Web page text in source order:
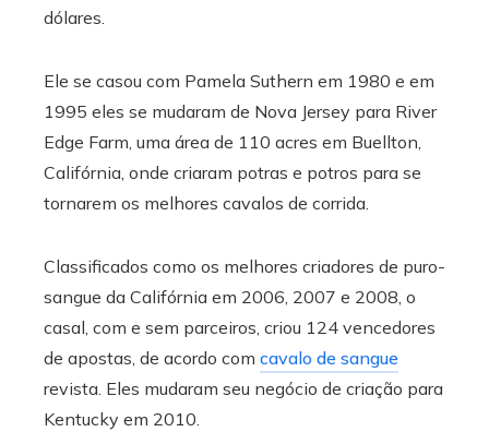
dólares.
Ele se casou com Pamela Suthern em 1980 e em
1995 eles se mudaram de Nova Jersey para River
Edge Farm, uma área de 110 acres em Buellton,
Califórnia, onde criaram potras e potros para se
tornarem os melhores cavalos de corrida.
Classificados como os melhores criadores de puro-
sangue da Califórnia em 2006, 2007 e 2008, o
casal, com e sem parceiros, criou 124 vencedores
de apostas, de acordo com cavalo de sangue
revista. Eles mudaram seu negócio de criação para
Kentucky em 2010.